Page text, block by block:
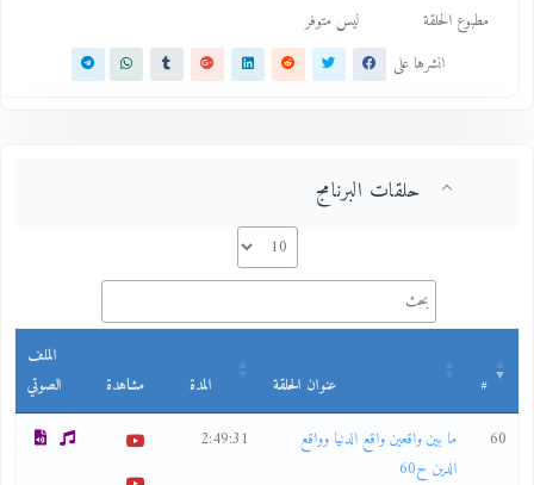
مطبوع الحلقة
ليس متوفر
انشرها على
حلقات البرنامج
عنوان الحلقة المدة مشاهدة
الملف
الصوتي
60
ما بين واقعين واقع الدنيا وواقع
الدين ح60
2:49:31